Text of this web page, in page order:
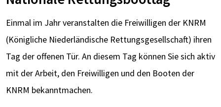
Einmal im Jahr veranstalten die Freiwilligen der KNRM
(Königliche Niederländische Rettungsgesellschaft) ihren
Tag der offenen Tür. An diesem Tag können Sie sich aktiv
mit der Arbeit, den Freiwilligen und den Booten der
KNRM bekanntmachen.